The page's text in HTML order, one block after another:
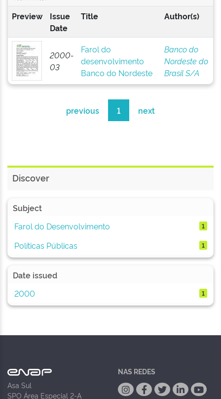
Preview
Issue
Date
Title Author(s)
2000-
03
Farol do
desenvolvimento
Banco do Nordeste
Banco do
Nordeste do
Brasil S/A
previous 1 next
Discover
Subject
Farol do Desenvolvimento
1
Políticas Públicas 1
Date issued
2000
1
Asa Sul
SPO Área Especial 2-A
NAS REDES